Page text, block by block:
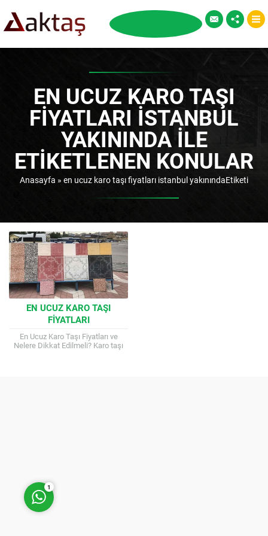
EN UCUZ KARO TAŞI
FIYATLARI ISTANBUL
YAKININDA ILE
ETIKETLENEN KONULAR
Anasayfa » en ucuz karo taşı fiyatları istanbul yakınındaEtiketi
EN UCUZ KARO TAŞI
FIYATLARI
En Ucuz Karo Taşı Fiyatları ve
Nelere Dikkat Edilmeli? Karo taşı
1